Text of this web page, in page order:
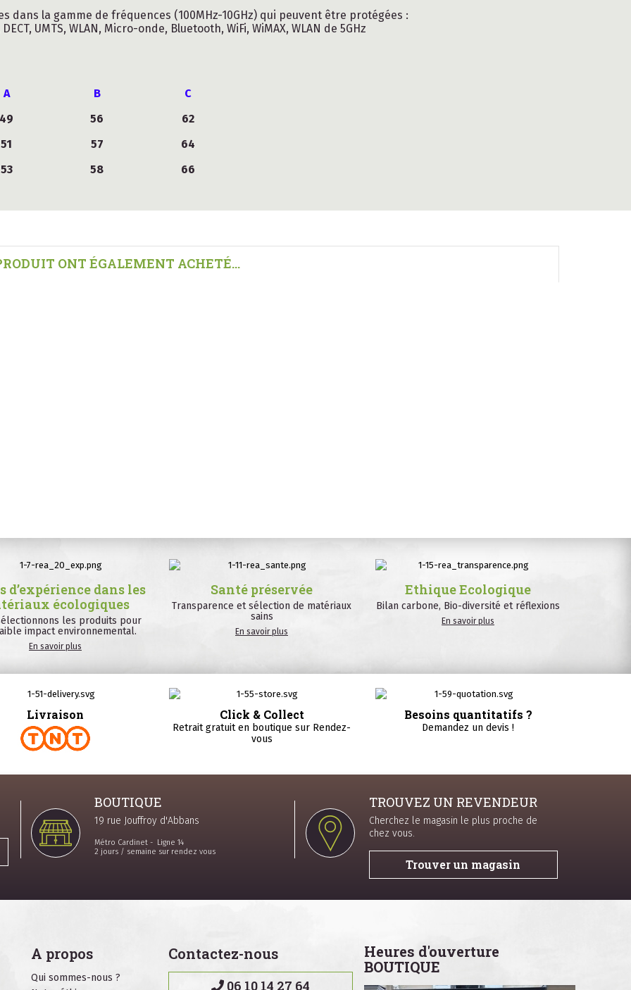
dans la gamme de fréquences (100MHz-10GHz) qui peuvent être protégées :
DECT, UMTS, WLAN, Micro-onde, Bluetooth, WiFi, WiMAX, WLAN de 5GHz
A B
C
49 56
62
51 57
64
53 58 66
ONT ÉGALEMENT ACHETÉ...
d’expérience dans les
écologiques
les produits pour
impact environnemental.
En savoir plus
Santé préservée
Transparence et sélection de matériaux
sains
En savoir plus
Ethique Ecologique
Bilan carbone, Bio-diversité et réflexions
En savoir plus
Livraison Click & Collect
Retrait gratuit en boutique sur Rendez-
vous
Besoins quantitatifs ?
Demandez un devis !
BOUTIQUE
19 rue Jouffroy d'Abbans
Métro Cardinet - Ligne 14
2 jours / semaine sur rendez vous
TROUVEZ UN REVENDEUR
Cherchez le magasin le plus proche de
chez vous.
Trouver un magasin
A propos
Qui sommes-nous ?
Contactez-nous
06 10 14 27 64
Heures d'ouverture
BOUTIQUE